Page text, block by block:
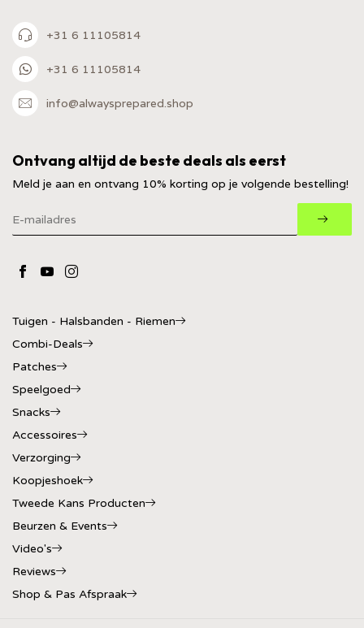
+31 6 11105814
+31 6 11105814
info@alwaysprepared.shop
Ontvang altijd de beste deals als eerst
Meld je aan en ontvang 10% korting op je volgende bestelling!
Tuigen - Halsbanden - Riemen
Combi-Deals
Patches
Speelgoed
Snacks
Accessoires
Verzorging
Koopjeshoek
Tweede Kans Producten
Beurzen & Events
Video's
Reviews
Shop & Pas Afspraak